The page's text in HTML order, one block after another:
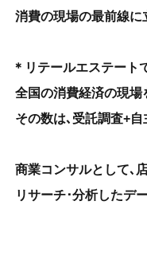
消費の現場の最前線に
＊リテールエステート
全国の消費経済の現場
その数は､受託調査+
商業コンサルとして､
リサーチ･分析したデ